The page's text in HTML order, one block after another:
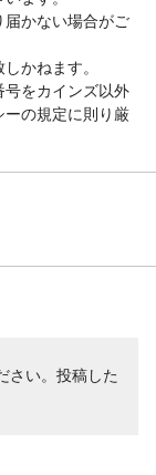
届かない場合がご
かねます。
号をカインズ以外
ーの規定に則り厳
さい。投稿した